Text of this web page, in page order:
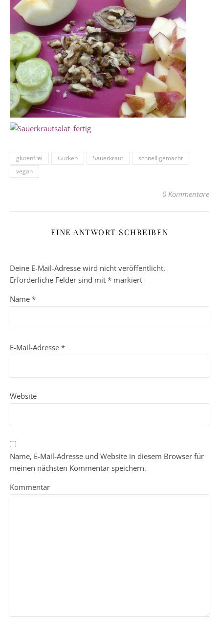
glutenfrei Gurken Sauerkraut
schnell gemacht
vegan
0 Kommentare
EINE ANTWORT SCHREIBEN
Deine E-Mail-Adresse wird nicht veröffentlicht.
Erforderliche Felder sind mit * markiert
Name *
E-Mail-Adresse *
Website
Name, E-Mail-Adresse und Website in diesem Browser für
meinen nächsten Kommentar speichern.
Kommentar